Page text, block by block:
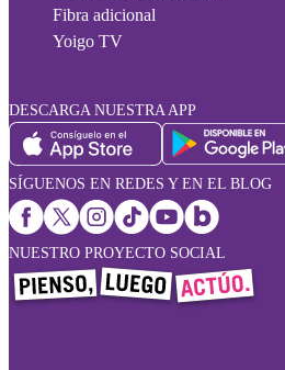
Fibra adicional
Yoigo TV
DESCARGA NUESTRA APP
SÍGUENOS EN REDES Y EN EL BLOG
NUESTRO PROYECTO SOCIAL